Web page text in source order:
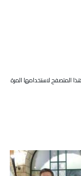
المتصفح لاستخدامها المرة